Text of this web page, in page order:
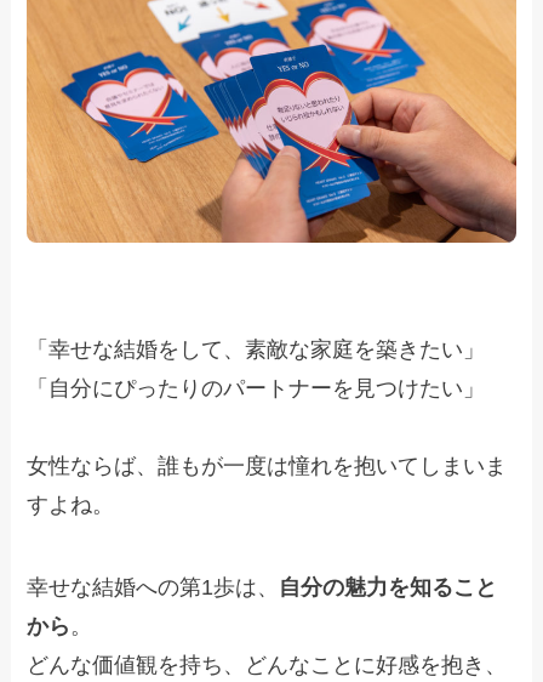
「幸せな結婚をして、素敵な家庭を築きたい」
「自分にぴったりのパートナーを見つけたい」
女性ならば、誰もが一度は憧れを抱いてしまいま
すよね。
幸せな結婚への第1歩は、 自分の魅力を知ること
から 。
どんな価値観を持ち、どんなことに好感を抱き、